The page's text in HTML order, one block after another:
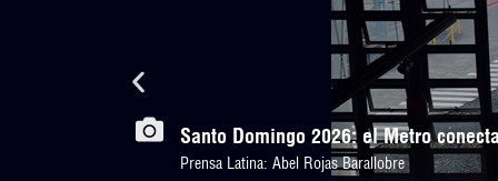
Santo Domingo 2026: el Metro
Prensa Latina: Abel Rojas Barallobre